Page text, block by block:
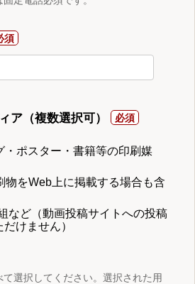
ア（複数選択可）
・ポスター・書籍等の印刷媒
物をWeb上に掲載する場合も含
など（動画投稿サイトへの投稿
けません）
選択してください。選択された用